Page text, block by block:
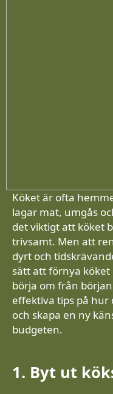
Köket är ofta
lagar mat, umgås
det viktigt att köket
trivsamt. Men att
dyrt och
sätt att förnya
börja om från
effektiva tips på hur
och skapa en ny
budgeten.
1. Byt ut